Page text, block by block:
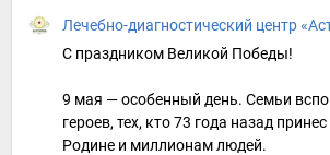
Лечебно-диагностический центр
С праздником Великой Победы!
9‌ м‌а‌я — особенный день. Семьи
героев, тех, кто 73 года назад
Родине и миллионам людей.